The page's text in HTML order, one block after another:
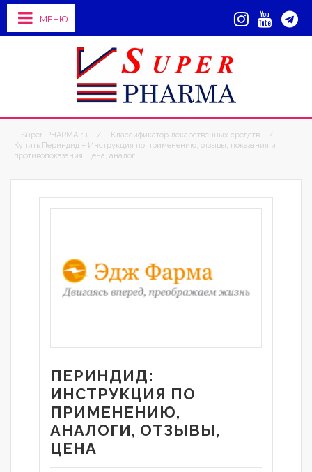
МЕНЮ
Super-PHARMA.ru / Классификатор лекарственных средств
/
Купить Периндид – Инструкция по применению, отзывы, показания и
противопоказания, цена, аналог
ПЕРИНДИД:
ИНСТРУКЦИЯ ПО
ПРИМЕНЕНИЮ,
АНАЛОГИ, ОТЗЫВЫ,
ЦЕНА